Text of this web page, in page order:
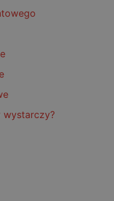
wystarczy?